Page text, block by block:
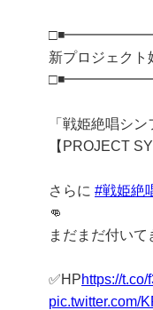
新プロジェクト
「戦姫絶唱シ
【PROJECT
さらに #戦姫絶
👊
まだまだ付いて
✅HPhttps://
pic.twitter.com/